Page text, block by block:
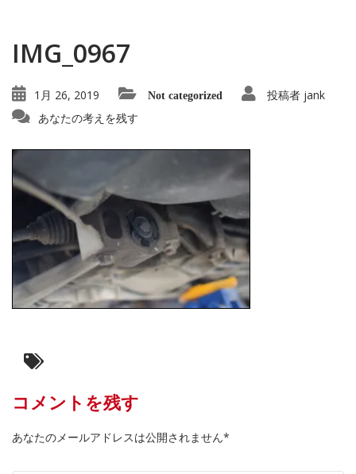
IMG_0967
1月 26, 2019 Not categorized 投稿者 jank
あなたの考えを残す
コメントを残す
あなたのメールアドレスは公開されません*